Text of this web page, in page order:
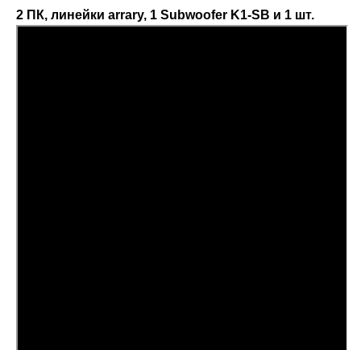
2 ПК, линейки arrary, 1 Subwoofer K1-SB и 1 шт.